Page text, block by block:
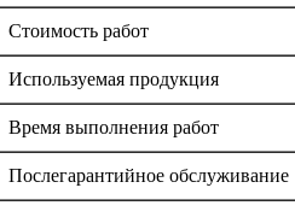
Стоимость работ
Используемая продукция
Время выполнения работ
Послегарантийное обслуживание